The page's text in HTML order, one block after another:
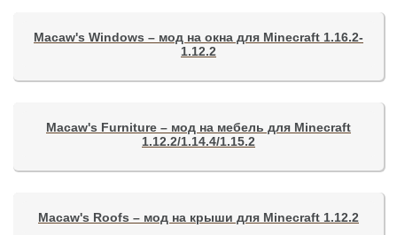
Macaw's Windows – мод на окна для Minecraft 1.16.2-
1.12.2
Macaw's Furniture – мод на мебель для Minecraft
1.12.2/1.14.4/1.15.2
Macaw's Roofs – мод на крыши для Minecraft 1.12.2